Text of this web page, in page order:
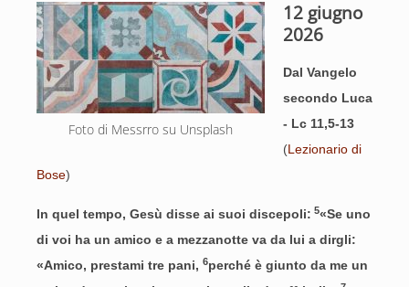
Foto di Messrro su Unsplash
12 giugno
2026
Dal Vangelo
secondo Luca
- Lc 11,5-13
(Lezionario di
Bose)
In quel tempo, Gesù disse ai suoi discepoli: 5«Se uno
di voi ha un amico e a mezzanotte va da lui a dirgli:
«Amico, prestami tre pani, 6perché è giunto da me un